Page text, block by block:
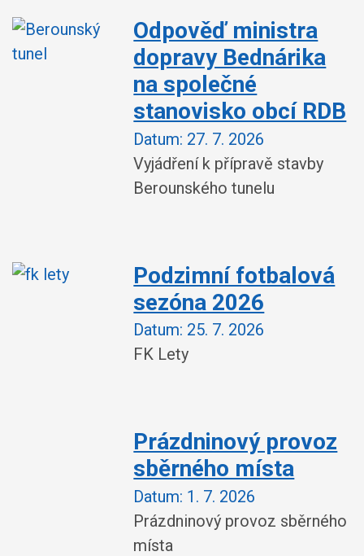
Odpověď ministra
dopravy Bednárika
na společné
stanovisko obcí RDB
Datum: 27. 7. 2026
Vyjádření k přípravě stavby
Berounského tunelu
Podzimní fotbalová
sezóna 2026
Datum: 25. 7. 2026
FK Lety
Prázdninový provoz
sběrného místa
Datum: 1. 7. 2026
Prázdninový provoz sběrného
místa